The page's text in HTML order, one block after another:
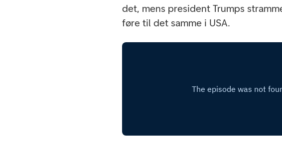
det, mens president Trumps
føre til det samme i USA.